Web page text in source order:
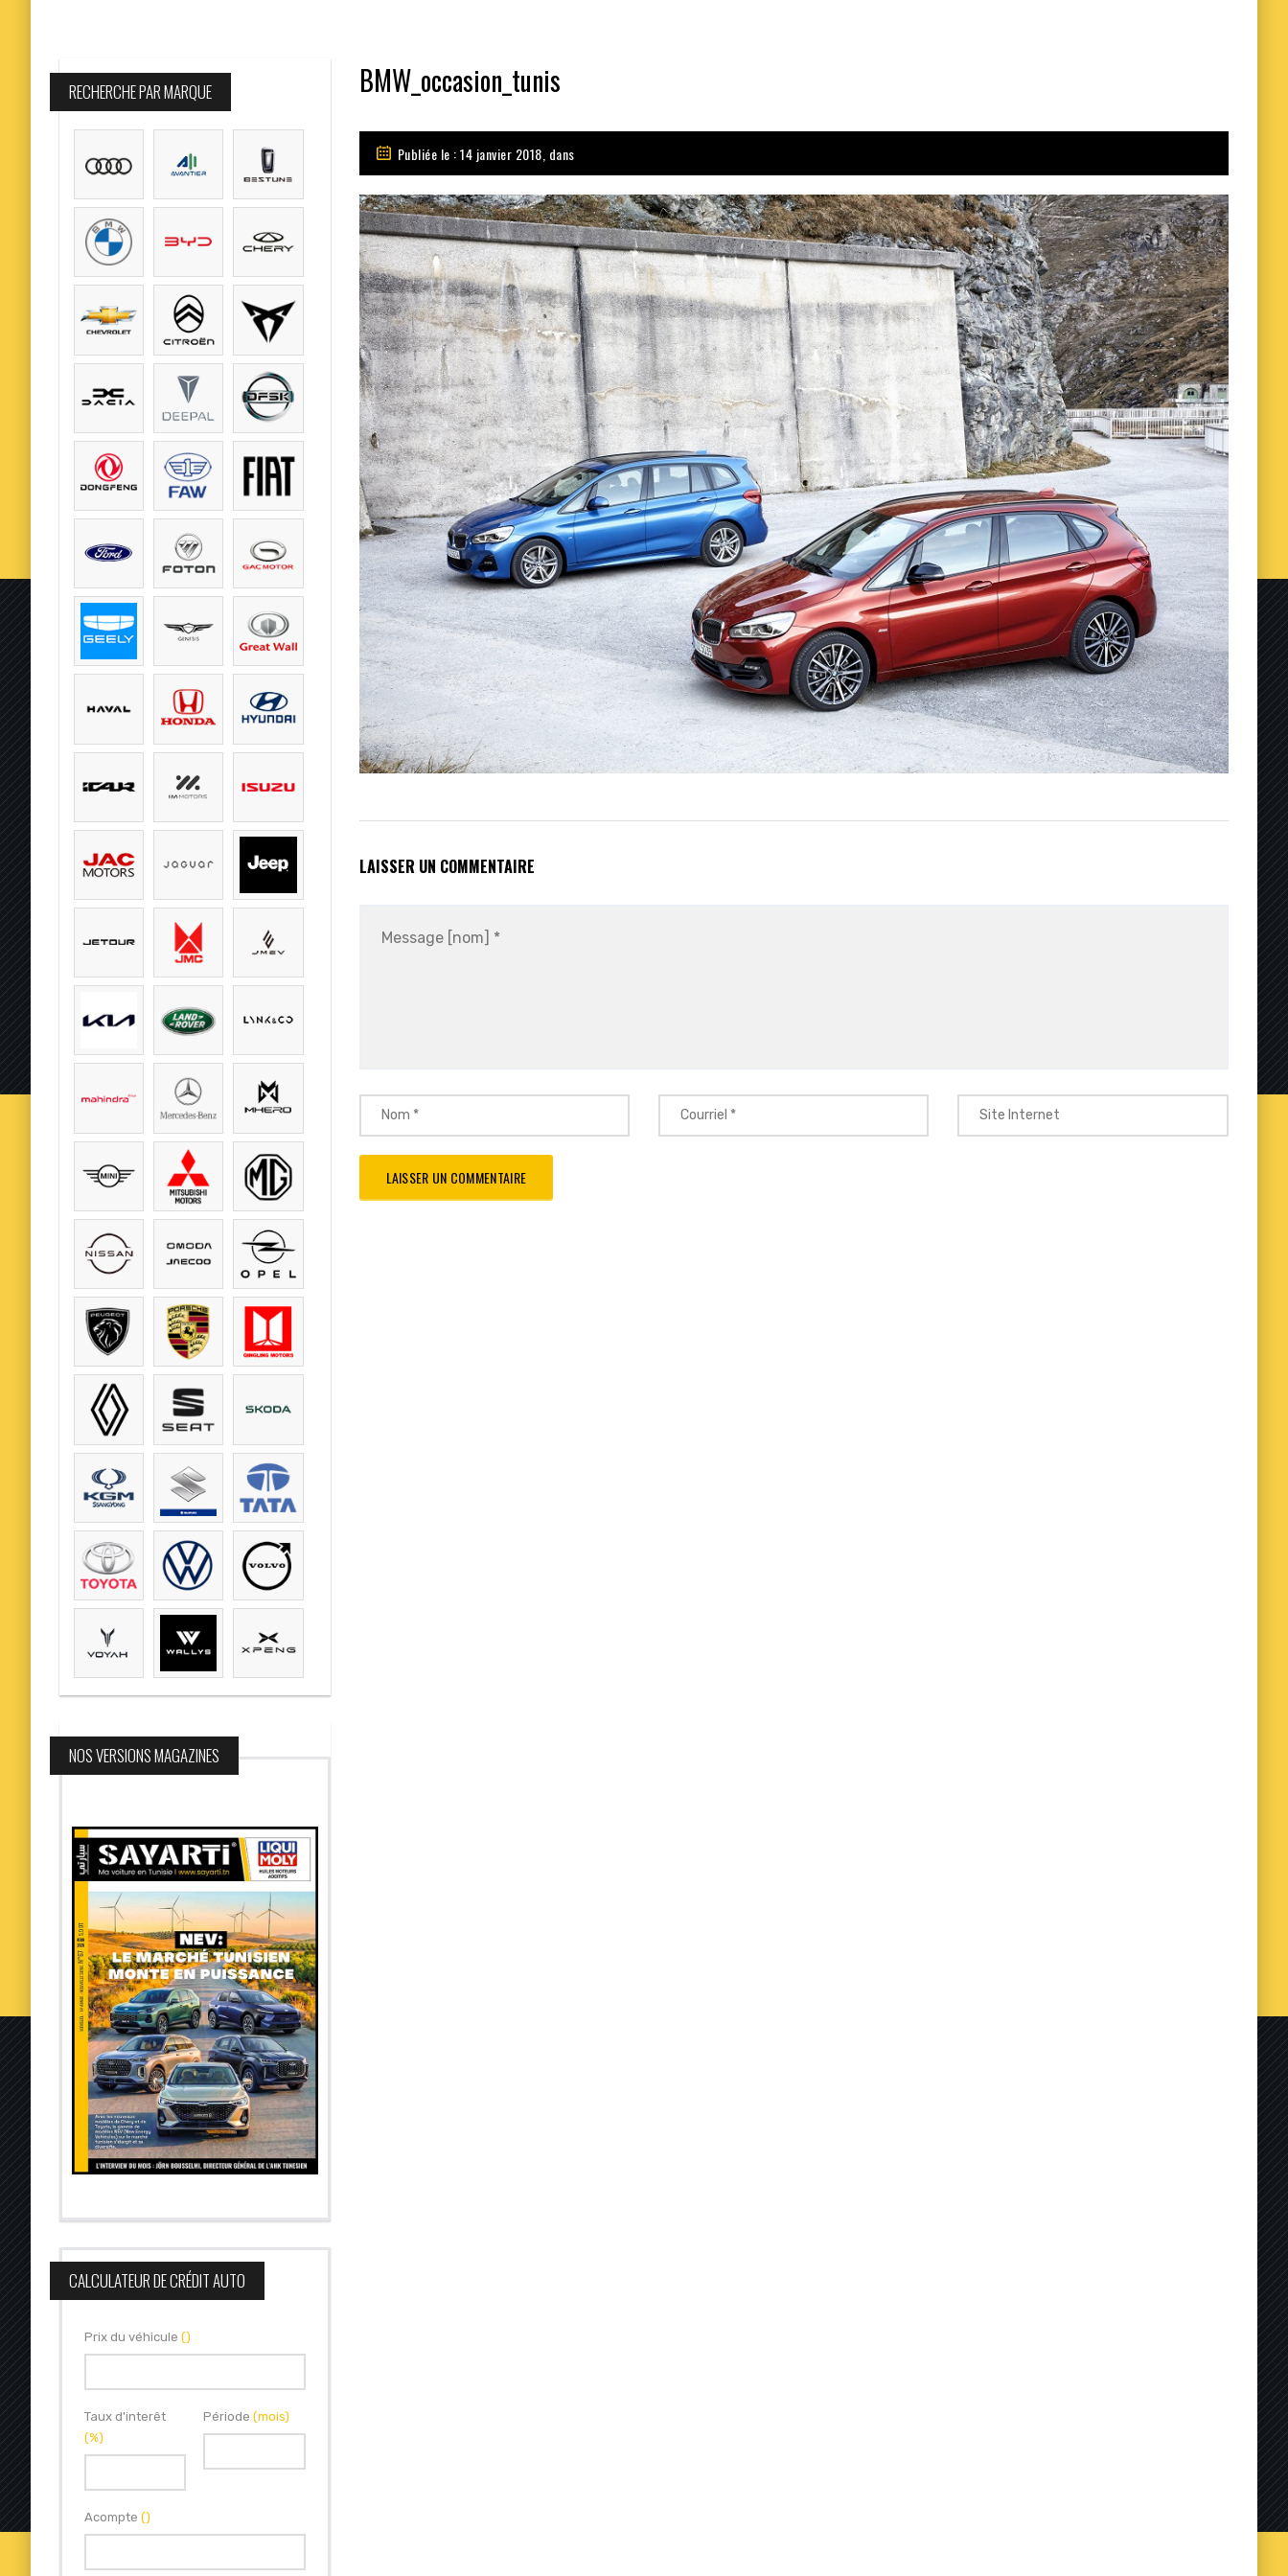
BMW_occasion_tunis
Publiée le : 14 janvier 2018, dans
LAISSER UN COMMENTAIRE
RECHERCHE PAR MARQUE
NOS VERSIONS MAGAZINES
CALCULATEUR DE CRÉDIT AUTO
Prix du véhicule ()
Taux d'interêt
(%)
Période(mois)
Acompte ()